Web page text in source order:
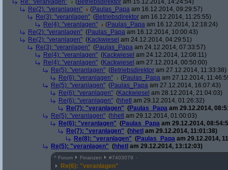
Re: "veranlagen"
(Betriebsdirektor am 15.12.2014, 14:24:54)
Re(2): "veranlagen"
(Paulas_Papa am 16.12.2014, 09:29:57)
Re(3): "veranlagen" (Betriebsdirektor am 16.12.2014, 11:25:55)
Re(4): "veranlagen"
(Paulas_Papa am 16.12.2014, 12:18:24)
Re(2): "veranlagen" (Paulas_Papa am 16.12.2014, 10:00:43)
Re(2): "veranlagen" (Kackwiesel am 24.12.2014, 04:29:51)
Re(3): "veranlagen" (Paulas_Papa am 24.12.2014, 07:33:57)
Re(4): "veranlagen" (Kackwiesel am 24.12.2014, 12:08:11)
Re(4): "veranlagen" (Kackwiesel am 27.12.2014, 00:50:00)
Re(5): "veranlagen" (Betriebsdirektor am 27.12.2014, 11:33:38)
Re(6): "veranlagen"
(Paulas_Papa am 27.12.2014,
Re(5): "veranlagen" (Paulas_Papa am 27.12.2014, 16:07:43)
Re(6): "veranlagen" (Kackwiesel am 28.12.2014, 21:04:03)
Re(6): "veranlagen" (hhetl am 29.12.2014, 01:26:32)
Re(7): "veranlagen" (Paulas_Papa am 29.12.2014,
Re(5): "veranlagen" (hhetl am 29.12.2014, 01:00:03)
Re(6): "veranlagen" (Paulas_Papa am 29.12.2014,
Re(7): "veranlagen" (hhetl am 29.12.2014, 11:01:38)
Re(8): "veranlagen" (Paulas_Papa am 29.12.2014,
Re(5): "veranlagen" (hhetl am 29.12.2014, 13:12:03)
^ Forum Finanzen #7403079
Re(6): "veranlagen"